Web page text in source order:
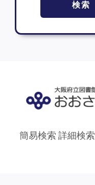
検索
簡易検索 詳細検索